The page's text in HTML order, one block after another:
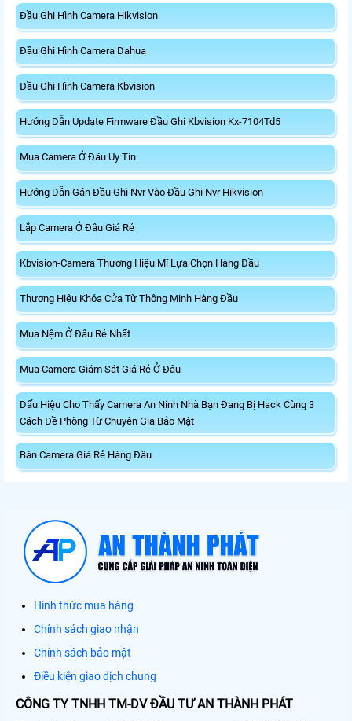
Đầu Ghi Hình Camera Hikvision
Đầu Ghi Hình Camera Dahua
Đầu Ghi Hình Camera Kbvision
Hướng Dẫn Update Firmware Đầu Ghi Kbvision Kx-7104Td5
Mua Camera Ở Đâu Uy Tín
Hướng Dẫn Gán Đầu Ghi Nvr Vào Đầu Ghi Nvr Hikvision
Lắp Camera Ở Đâu Giá Rẻ
Kbvision-Camera Thương Hiệu Mĩ Lựa Chọn Hàng Đầu
Thương Hiệu Khóa Cửa Từ Thông Minh Hàng Đầu
Mua Nệm Ở Đâu Rẻ Nhất
Mua Camera Giám Sát Giá Rẻ Ở Đâu
Dấu Hiệu Cho Thấy Camera An Ninh Nhà Bạn Đang Bị Hack Cùng 3
Cách Đề Phòng Từ Chuyên Gia Bảo Mật
Bán Camera Giá Rẻ Hàng Đầu
Hình thức mua hàng
Chính sách giao nhận
Chính sách bảo mật
Điều kiện giao dịch chung
CÔNG TY TNHH TM-DV ĐẦU TƯ AN THÀNH PHÁT